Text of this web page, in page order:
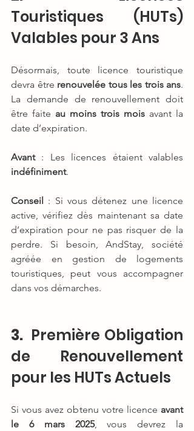
Touristiques (HUTs)
Valables pour 3 Ans
Désormais, toute licence touristique
devra être renouvelée tous les trois ans.
La demande de renouvellement doit
être faite au moins trois mois avant la
date d’expiration.
Avant
indéfiniment.
Conseil : Si vous détenez une licence
active, vérifiez dès maintenant sa date
d’expiration pour ne pas risquer de la
perdre. Si besoin, AndStay, société
agréée en gestion de logements
touristiques, peut vous accompagner
dans vos démarches.
3. Première Obligation
de Renouvellement
pour les HUTs Actuels
Si vous avez obtenu votre licence avant
le 6 mars 2025, vous devrez la